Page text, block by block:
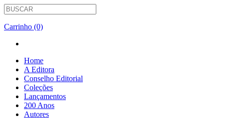
Carrinho (0)
Home
A Editora
Conselho Editorial
Coleções
Lançamentos
200 Anos
Autores